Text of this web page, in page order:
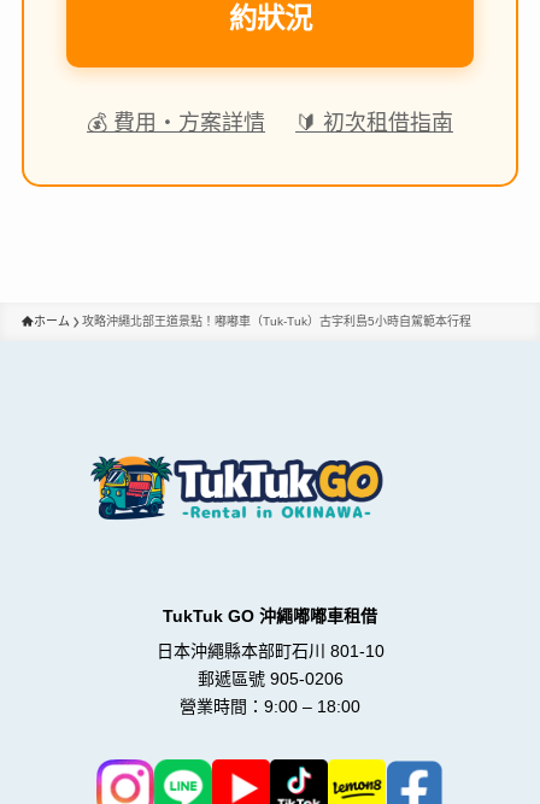
約狀況
💰 費用・方案詳情 🔰 初次租借指南
ホーム 攻略沖繩北部王道景點！嘟嘟車（Tuk-Tuk）古宇利島5小時自駕範本行程
TukTuk GO 沖繩嘟嘟車租借
日本沖繩縣本部町石川 801-10
郵遞區號 905-0206
營業時間：9:00 – 18:00